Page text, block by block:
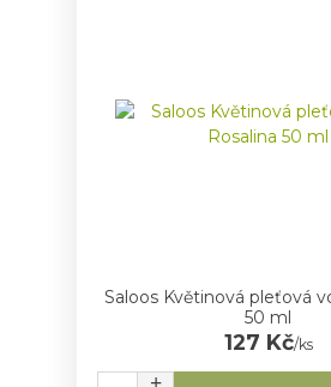
Saloos Květinová pleťová
50 ml
127 Kč/ks